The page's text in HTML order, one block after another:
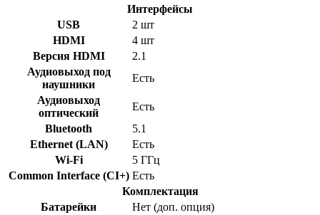
Интерфейсы
USB
2 шт
HDMI
4 шт
Версия HDMI
2.1
Аудиовыход под
наушники
Есть
Аудиовыход
оптический
Есть
Bluetooth
5.1
Ethernet (LAN)
Есть
Wi-Fi
5 ГГц
Common Interface (CI+) Есть
Комплектация
Батарейки
Нет (доп. опция)